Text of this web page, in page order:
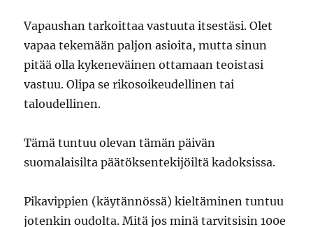
Vapaushan tarkoittaa vastuuta itsestäsi. Olet
vapaa tekemään paljon asioita, mutta sinun
pitää olla kykeneväinen ottamaan teoistasi
vastuu. Olipa se rikosoikeudellinen tai
taloudellinen.
Tämä tuntuu olevan tämän päivän
suomalaisilta päätöksentekijöiltä kadoksissa.
Pikavippien (käytännössä) kieltäminen tuntuu
jotenkin oudolta. Mitä jos minä tarvitsisin 100e